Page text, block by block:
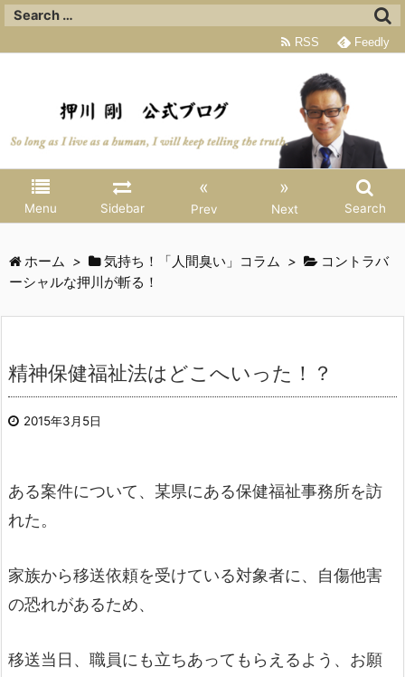
Menu Sidebar
«
Prev
»
Next Search
RSS Feedly
ホーム > 気持ち！「人間臭い」コラム >
コントラバ
ーシャルな押川が斬る！
精神保健福祉法はどこへいった！？
2015年3月5日
ある案件について、某県にある保健福祉事務所を訪
れた。
家族から移送依頼を受けている対象者に、自傷他害
の恐れがあるため、
移送当日、職員にも立ちあってもらえるよう、お願